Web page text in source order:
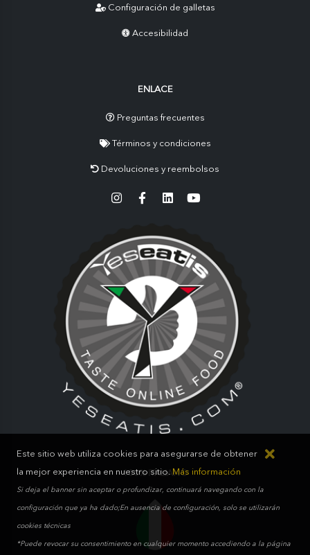
Configuración de galletas
Accesibilidad
ENLACE
Preguntas frecuentes
Términos y condiciones
Devoluciones y reembolsos
100% ITALIANO
Este sitio web utiliza cookies para asegurarse de obtener
la mejor experiencia en nuestro sitio. Más información
Si deja el banner sin aceptar o profundizar, continuará navegando con la
configuración que ya ha dado;En ausencia de configuración, solo se utilizarán
cookies técnicas
*Puede revocar su consentimiento en cualquier momento accediendo a la página